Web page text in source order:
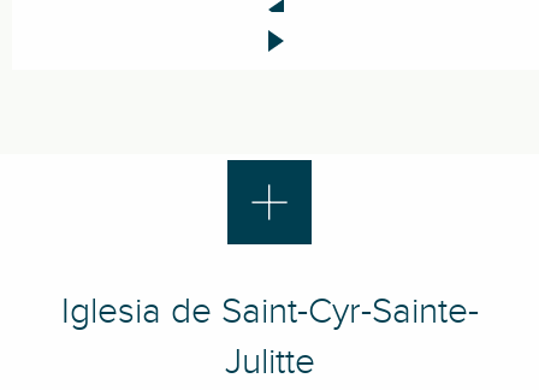
Iglesia de Saint-Cyr-Sainte-
Julitte